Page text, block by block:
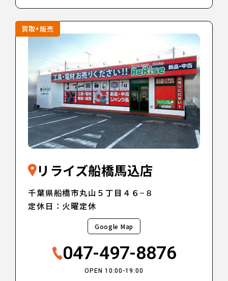
買取+販売
リライズ船橋馬込店
千葉県船橋市丸山５丁目４６−８
定休日：火曜定休
Google Map
047-497-8876
OPEN 10:00-19:00